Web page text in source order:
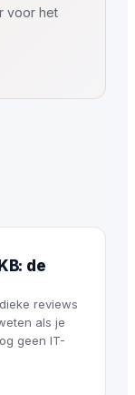
voor het
de
reviews
als je
geen IT-